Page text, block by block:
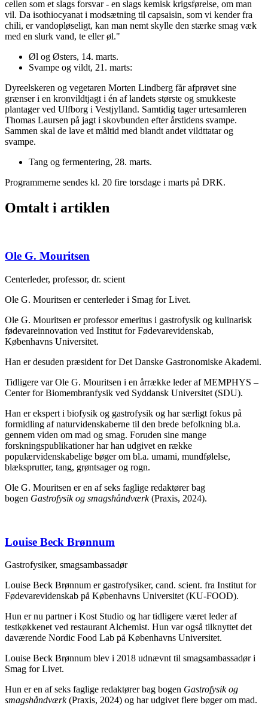
cellen som et slags forsvar - en slags kemisk krigsførelse, om man
vil. Da isothiocyanat i modsætning til capsaisin, som vi kender fra
chili, er vandopløseligt, kan man nemt skylle den stærke smag væk
med en slurk vand, te eller øl."
Øl og Østers, 14. marts.
Svampe og vildt, 21. marts:
Dyreelskeren og vegetaren Morten Lindberg får afprøvet sine
grænser i en kronvildtjagt i én af landets største og smukkeste
plantager ved Ulfborg i Vestjylland. Samtidig tager urtesamleren
Thomas Laursen på jagt i skovbunden efter årstidens svampe.
Sammen skal de lave et måltid med blandt andet vildttatar og
svampe.
Tang og fermentering, 28. marts.
Programmerne sendes kl. 20 fire torsdage i marts på DRK.
Omtalt i artiklen
Ole G. Mouritsen
Centerleder, professor, dr. scient
Ole G. Mouritsen er centerleder i Smag for Livet.
Ole G. Mouritsen er professor emeritus i gastrofysik og kulinarisk
fødevareinnovation ved Institut for Fødevarevidenskab,
Københavns Universitet.
Han er desuden præsident for Det Danske Gastronomiske Akademi.
Tidligere var Ole G. Mouritsen i en årrække leder af MEMPHYS –
Center for Biomembranfysik ved Syddansk Universitet (SDU).
Han er ekspert i biofysik og gastrofysik og har særligt fokus på
formidling af naturvidenskaberne til den brede befolkning bl.a.
gennem viden om mad og smag. Foruden sine mange
forskningspublikationer har han udgivet en række
populærvidenskabelige bøger om bl.a. umami, mundfølelse,
blæksprutter, tang, grøntsager og rogn.
Ole G. Mouritsen er en af seks faglige redaktører bag
bogen Gastrofysik og smagshåndværk(Praxis, 2024).
Louise Beck Brønnum
Gastrofysiker, smagsambassadør
Louise Beck Brønnum er gastrofysiker, cand. scient. fra Institut for
Fødevarevidenskab på Københavns Universitet (KU-FOOD).
Hun er nu partner i Kost Studio og har tidligere været leder af
testkøkkenet ved restaurant Alchemist. Hun var også tilknyttet det
daværende Nordic Food Lab på Københavns Universitet.
Louise Beck Brønnum blev i 2018 udnævnt til smagsambassadør i
Smag for Livet.
Hun er en af seks faglige redaktører bag bogen Gastrofysik og
smagshåndværk(Praxis, 2024) og har udgivet flere bøger om mad.